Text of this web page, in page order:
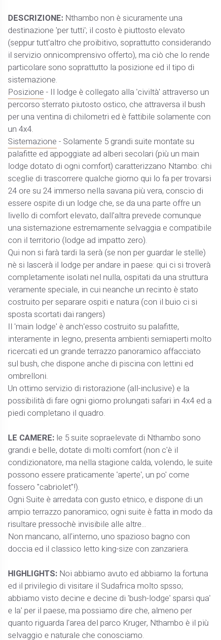
DESCRIZIONE: Nthambo non è sicuramente una
destinazione 'per tutti'; il costo è piuttosto elevato
(seppur tutt'altro che proibitivo, soprattutto considerando
il servizio onnicomprensivo offerto), ma ciò che lo rende
particolare sono soprattutto la posizione ed il tipo di
sistemazione.
Posizione - Il lodge è collegato alla 'civiltà' attraverso un
percorso sterrato piutosto ostico, che attraversa il bush
per una ventina di chilometri ed è fattibile solamente con
un 4x4.
Sistemazione - Solamente 5 grandi suite montate su
palafitte ed appoggiate ad alberi secolari (più un main
lodge dotato di ogni comfort) caratterizzano Ntambo: chi
sceglie di trascorrere qualche giorno qui lo fa per trovarsi
24 ore su 24 immerso nella savana più vera, conscio di
essere ospite di un lodge che, se da una parte offre un
livello di comfort elevato, dall'altra prevede comunque
una sistemazione estremamente selvaggia e compatibile
con il territorio (lodge ad impatto zero).
Qui non si farà tardi la serà (se non per guardar le stelle)
nè si lascerà il lodge per andare in paese: qui ci si troverà
completamente isolati nel nulla, ospitati da una struttura
veramente speciale, in cui neanche un recinto è stato
costruito per separare ospiti e natura (con il buio ci si
sposta scortati dai rangers)
Il 'main lodge' è anch'esso costruito su palafitte,
interamente in legno, presenta ambienti semiaperti molto
ricercati ed un grande terrazzo panoramico affacciato
sul bush, che dispone anche di piscina con lettini ed
ombrelloni.
Un ottimo servizio di ristorazione (all-inclusive) e la
possibilità di fare ogni giorno prolungati safari in 4x4 ed a
piedi completano il quadro.
LE CAMERE: le 5 suite sopraelevate di Nthambo sono
grandi e belle, dotate di molti comfort (non c'è il
condizionatore, ma nella stagione calda, volendo, le suite
possono essere praticamente 'aperte', un po' come
fossero "cabriolet"!).
Ogni Suite è arredata con gusto etnico, e dispone di un
ampio terrazzo panoramico; ogni suite è fatta in modo da
risultare pressochè invisibile alle altre...
Non mancano, all'interno, uno spazioso bagno con
doccia ed il classico letto king-size con zanzariera.
HIGHLIGHTS: Noi abbiamo avuto ed abbiamo la fortuna
ed il privilegio di visitare il Sudafrica molto spsso;
abbiamo visto decine e decine di 'bush-lodge' sparsi qua'
e la' per il paese, ma possiamo dire che, almeno per
quanto riguarda l'area del parco Kruger, Nthambo è il più
selvaggio e naturale che conosciamo.